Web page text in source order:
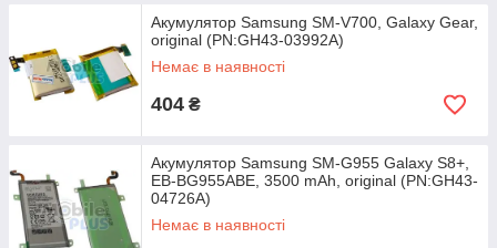
Акумулятор Samsung SM-V700, Galaxy Gear,
original (PN:GH43-03992A)
Немає в наявності
404 ₴
Акумулятор Samsung SM-G955 Galaxy S8+,
EB-BG955ABE, 3500 mAh, original (PN:GH43-
04726A)
Немає в наявності